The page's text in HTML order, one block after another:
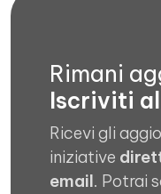
Rimani
Iscriviti
Ricevi gli
iniziative
email. Potrai